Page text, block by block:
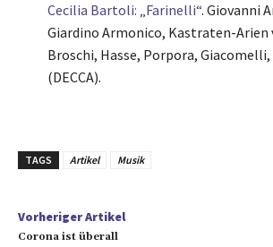
Cecilia Bartoli: „Farinelli“. Giovanni
Giardino Armonico, Kastraten-Arien
Broschi, Hasse, Porpora, Giacomelli,
(DECCA).
TAGS Artikel Musik
Vorheriger Artikel
Corona ist überall